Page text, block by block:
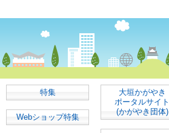
特集
Webショップ特集
大垣かがやき
ポータルサイト
(かがやき団体)